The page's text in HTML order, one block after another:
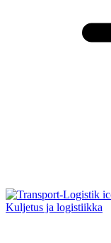
Kuljetus ja logistiikka